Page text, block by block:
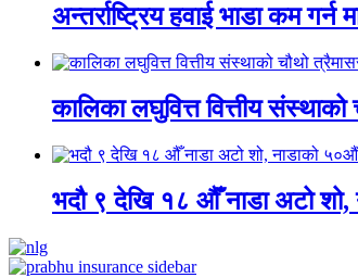
अन्तर्राष्ट्रिय हवाई भाडा कम गर्न
कालिका लघुवित्त वित्तीय संस्थाको
भदौ ९ देखि १८ औँ नाडा अटो शो,